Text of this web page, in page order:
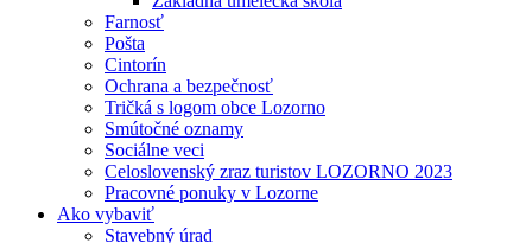
Farnosť
Pošta
Cintorín
Ochrana a bezpečnosť
Tričká s logom obce Lozorno
Smútočné oznamy
Sociálne veci
Celoslovenský zraz turistov LOZORNO 2023
Pracovné ponuky v Lozorne
Ako vybaviť
Stavebný úrad